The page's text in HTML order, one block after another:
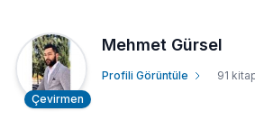
Çevirmen
Mehmet Gürsel
Profili Görüntüle 91